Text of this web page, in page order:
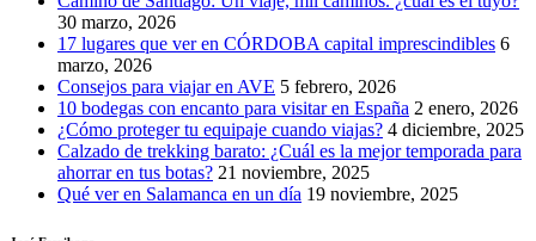
30 marzo, 2026
17 lugares que ver en CÓRDOBA capital imprescindibles 6
marzo, 2026
Consejos para viajar en AVE 5 febrero, 2026
10 bodegas con encanto para visitar en España 2 enero, 2026
¿Cómo proteger tu equipaje cuando viajas? 4 diciembre, 2025
Calzado de trekking barato: ¿Cuál es la mejor temporada para
ahorrar en tus botas? 21 noviembre, 2025
Qué ver en Salamanca en un día 19 noviembre, 2025